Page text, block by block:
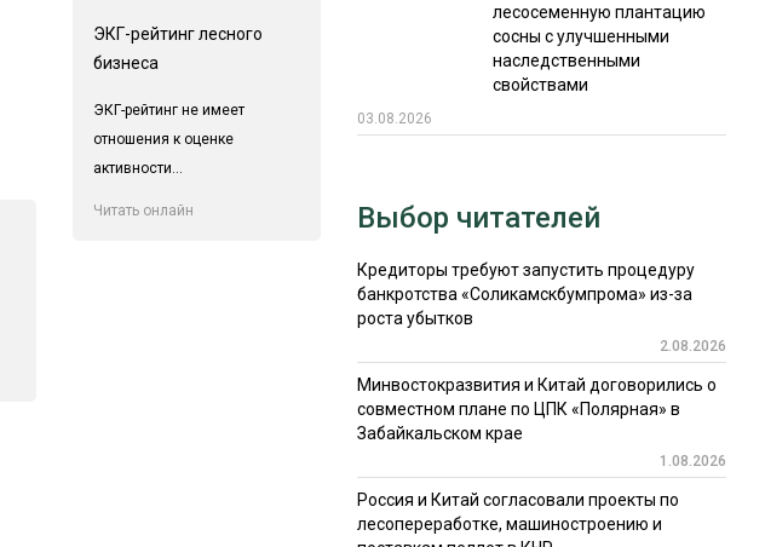
ЭКГ-рейтинг лесного
бизнеса
ЭКГ-рейтинг не имеет
отношения к оценке
активности...
Читать онлайн
лесосеменную плантацию
сосны с улучшенными
наследственными
свойствами
03.08.2026
Выбор читателей
Кредиторы требуют запустить процедуру
банкротства «Соликамскбумпрома» из-за
роста убытков
2.08.2026
Минвостокразвития и Китай договорились о
совместном плане по ЦПК «Полярная» в
Забайкальском крае
1.08.2026
Россия и Китай согласовали проекты по
лесопереработке, машиностроению и